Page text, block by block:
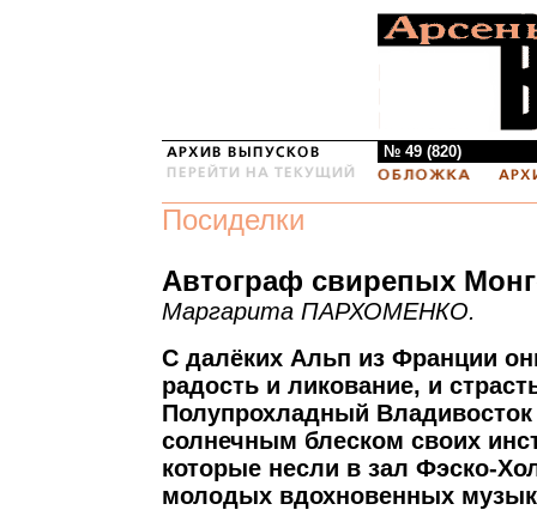
№ 49 (820)
Посиделки
Автограф свирепых
Маргарита ПАРХОМЕНКО.
С далёких Альп из Франции
радость и ликование, и
Полупрохладный
солнечным блеском своих
которые несли в зал Фэско-
молодых вдохновенных